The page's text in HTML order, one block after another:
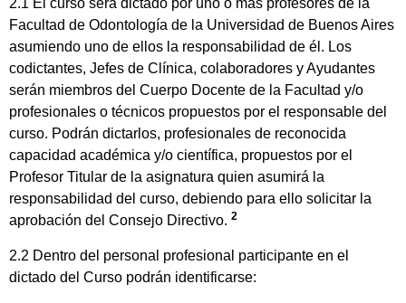
2.1 El curso será dictado por uno o más profesores de la
Facultad de Odontología de la Universidad de Buenos Aires
asumiendo uno de ellos la responsabilidad de él. Los
codictantes, Jefes de Clínica, colaboradores y Ayudantes
serán miembros del Cuerpo Docente de la Facultad y/o
profesionales o técnicos propuestos por el responsable del
curso. Podrán dictarlos, profesionales de reconocida
capacidad académica y/o científica, propuestos por el
Profesor Titular de la asignatura quien asumirá la
responsabilidad del curso, debiendo para ello solicitar la
aprobación del Consejo Directivo. 2
2.2 Dentro del personal profesional participante en el
dictado del Curso podrán identificarse: